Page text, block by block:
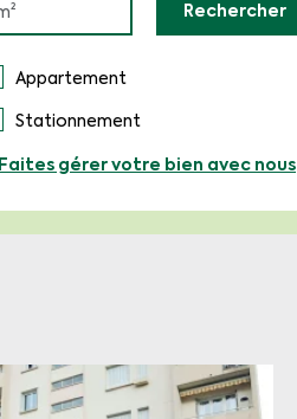
Rechercher
Appartement
Stationnement
Faites gérer votre bien avec nous